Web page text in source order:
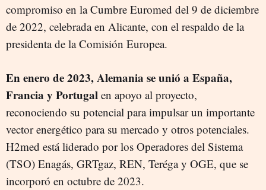
compromiso en la Cumbre Euromed del 9 de diciembre
de 2022, celebrada en Alicante, con el respaldo de la
presidenta de la Comisión Europea.
En enero de 2023, Alemania se unió a España,
Francia y Portugal en apoyo al proyecto,
reconociendo su potencial para impulsar un importante
vector energético para su mercado y otros potenciales.
H2med está liderado por los Operadores del Sistema
(TSO) Enagás, GRTgaz, REN, Teréga y OGE, que se
incorporó en octubre de 2023.